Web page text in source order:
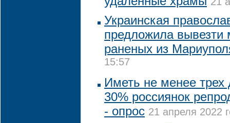
Украинская
предложила вывезти
раненых из
15:57
Иметь не менее трех
30% россиянок
- опрос 21 апреля 2022